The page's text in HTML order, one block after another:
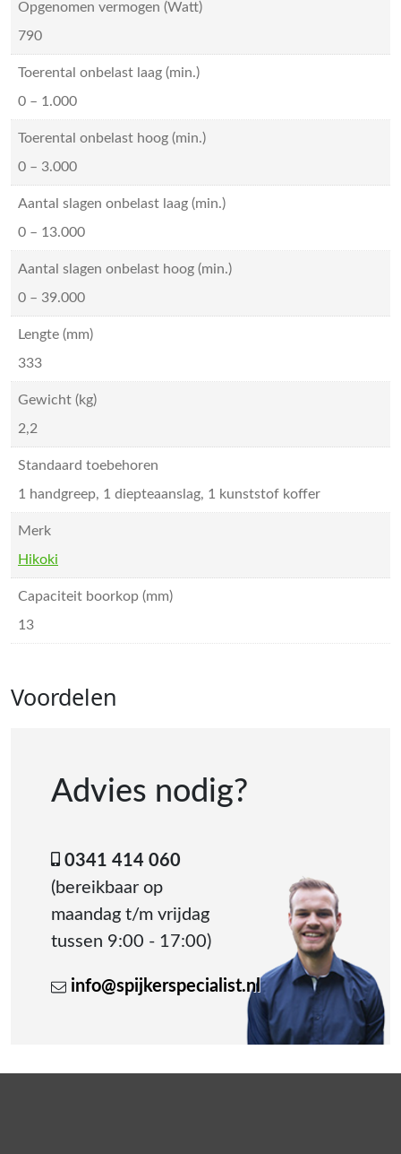
Opgenomen vermogen (Watt)
790
Toerental onbelast laag (min.)
0 – 1.000
Toerental onbelast hoog (min.)
0 – 3.000
Aantal slagen onbelast laag (min.)
0 – 13.000
Aantal slagen onbelast hoog (min.)
0 – 39.000
Lengte (mm)
333
Gewicht (kg)
2,2
Standaard toebehoren
1 handgreep, 1 diepteaanslag, 1 kunststof koffer
Merk
Hikoki
Capaciteit boorkop (mm)
13
Voordelen
Advies nodig?
0341 414 060
(bereikbaar op
maandag t/m vrijdag
tussen 9:00 - 17:00)
info@spijkerspecialist.nl